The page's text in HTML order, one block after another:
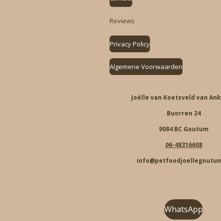
Reviews
Privacy Policy
Algemene Voorwaarden
Joëlle van Koetsveld van
Buorren 24
9084 BC Goutum
06-48316608
WhatsApp